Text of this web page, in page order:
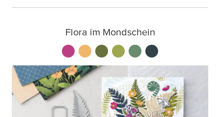
Flora im Mondschein